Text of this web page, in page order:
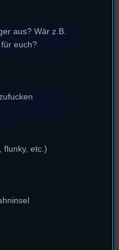
vom Lehrstuhl
by Airtime.pro –
aus? Wär z.B.
euch?
flunky, etc.)